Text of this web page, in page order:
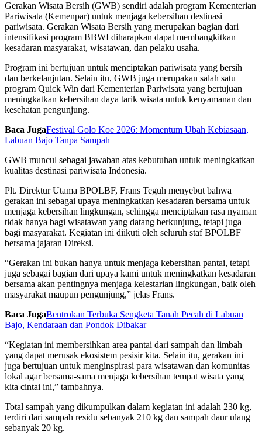
Gerakan Wisata Bersih (GWB) sendiri adalah program Kementerian
Pariwisata (Kemenpar) untuk menjaga kebersihan destinasi
pariwisata. Gerakan Wisata Bersih yang merupakan bagian dari
intensifikasi program BBWI diharapkan dapat membangkitkan
kesadaran masyarakat, wisatawan, dan pelaku usaha.
Program ini bertujuan untuk menciptakan pariwisata yang bersih
dan berkelanjutan. Selain itu, GWB juga merupakan salah satu
program Quick Win dari Kementerian Pariwisata yang bertujuan
meningkatkan kebersihan daya tarik wisata untuk kenyamanan dan
kesehatan pengunjung.
Baca JugaFestival Golo Koe 2026: Momentum Ubah Kebiasaan,
Labuan Bajo Tanpa Sampah
GWB muncul sebagai jawaban atas kebutuhan untuk meningkatkan
kualitas destinasi pariwisata Indonesia.
Plt. Direktur Utama BPOLBF, Frans Teguh menyebut bahwa
gerakan ini sebagai upaya meningkatkan kesadaran bersama untuk
menjaga kebersihan lingkungan, sehingga menciptakan rasa nyaman
tidak hanya bagi wisatawan yang datang berkunjung, tetapi juga
bagi masyarakat. Kegiatan ini diikuti oleh seluruh staf BPOLBF
bersama jajaran Direksi.
“Gerakan ini bukan hanya untuk menjaga kebersihan pantai, tetapi
juga sebagai bagian dari upaya kami untuk meningkatkan kesadaran
bersama akan pentingnya menjaga kelestarian lingkungan, baik oleh
masyarakat maupun pengunjung,” jelas Frans.
Baca JugaBentrokan Terbuka Sengketa Tanah Pecah di Labuan
Bajo, Kendaraan dan Pondok Dibakar
“Kegiatan ini membersihkan area pantai dari sampah dan limbah
yang dapat merusak ekosistem pesisir kita. Selain itu, gerakan ini
juga bertujuan untuk menginspirasi para wisatawan dan komunitas
lokal agar bersama-sama menjaga kebersihan tempat wisata yang
kita cintai ini,” tambahnya.
Total sampah yang dikumpulkan dalam kegiatan ini adalah 230 kg,
terdiri dari sampah residu sebanyak 210 kg dan sampah daur ulang
sebanyak 20 kg.